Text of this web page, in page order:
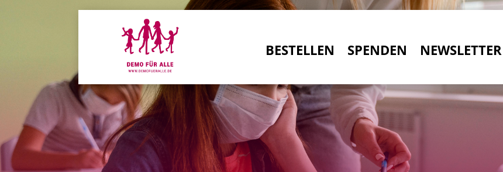
BESTELLEN SPENDEN NEWSLETTER